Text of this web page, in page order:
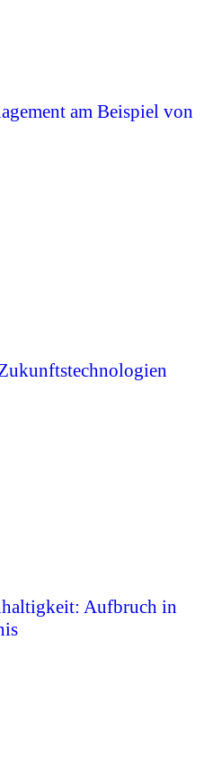
am Beispiel von
Aufbruch in